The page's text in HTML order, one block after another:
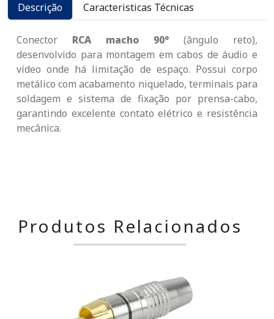
Descrição Caracteristicas Técnicas
Conector RCA macho 90° (ângulo reto),
desenvolvido para montagem em cabos de áudio e
vídeo onde há limitação de espaço. Possui corpo
metálico com acabamento niquelado, terminais para
soldagem e sistema de fixação por prensa-cabo,
garantindo excelente contato elétrico e resistência
mecânica.
Produtos Relacionados